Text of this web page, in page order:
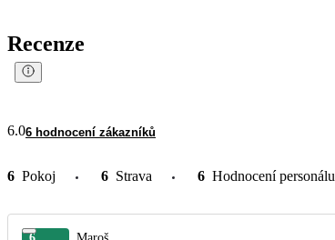
Recenze
6.06 hodnocení zákazníků
6 Pokoj 6 Strava 6 Hodnocení personálu